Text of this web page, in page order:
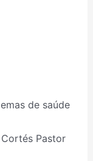
de saúde
Pastor